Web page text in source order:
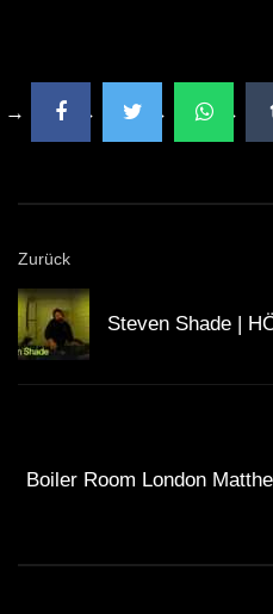
Tomorrowlandund
Ihre Musik ist auf allen
Musikindustrie ein, von
bis hin zu sozial
Trotz ihres Erfolgs gibt es
Herausforderungen und
Geschlechter in der
Zurück
Steven Shade |
Boiler Room London